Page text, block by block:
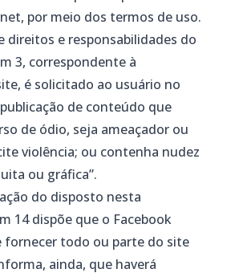
por meio dos termos de uso.
direitos e responsabilidades do
3, correspondente à
é solicitado ao usuário no
de conteúdo que
de ódio, seja ameaçador ou
violência; ou contenha nudez
ou gráfica”.
do disposto nesta
14 dispõe que o Facebook
fornecer todo ou parte do site
ainda, que haverá